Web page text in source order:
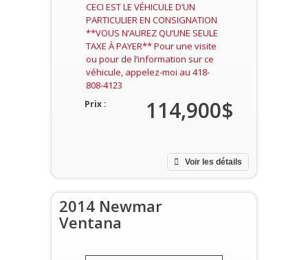
CECI EST LE VÉHICULE D’UN
PARTICULIER EN CONSIGNATION
**VOUS N’AUREZ QU’UNE SEULE
TAXE À PAYER** Pour une visite
ou pour de l’information sur ce
véhicule, appelez-moi au 418-
808-4123
Voir les détails
Prix : 114,900$
2014 Newmar
Ventana